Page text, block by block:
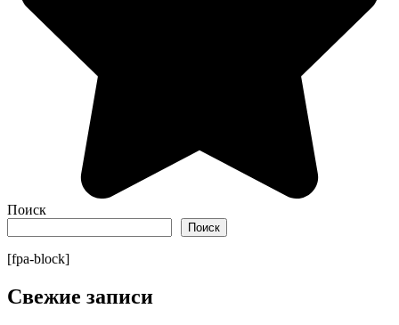
Поиск
Поиск
[fpa-block]
Свежие записи